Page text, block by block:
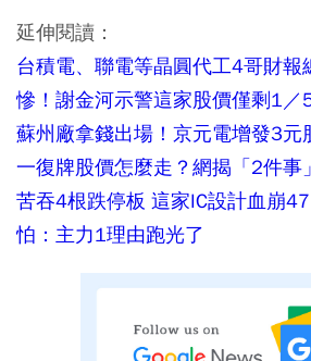
延伸閱讀：
台積電、聯電等晶圓代工4哥財報
慘！謝金河示警這家股價僅剩1／
蘇州廠拿錢出場！京元電增發3元
一復牌股價怎麼走？網揭「2件事
苦吞4根跌停板 這家IC設計血崩
怕：主力1理由跑光了